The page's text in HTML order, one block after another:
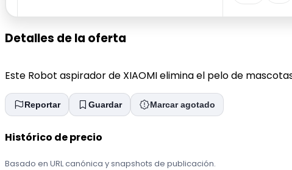
Detalles de la oferta
Este Robot aspirador de XIAOMI elimina el pelo de
Reportar Guardar Marcar agotado
Histórico de precio
Basado en URL canónica y snapshots de publicación.